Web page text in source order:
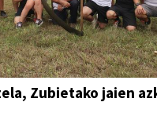
Zubietako jaien